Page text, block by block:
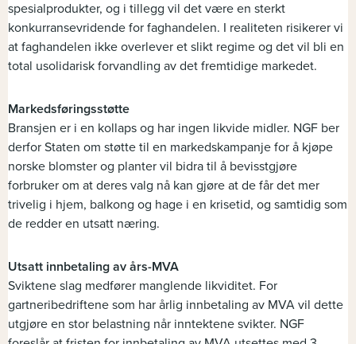
spesialprodukter, og i tillegg vil det være en sterkt
konkurransevridende for faghandelen. I realiteten risikerer vi
at faghandelen ikke overlever et slikt regime og det vil bli en
total usolidarisk forvandling av det fremtidige markedet.
Markedsføringsstøtte
Bransjen er i en kollaps og har ingen likvide midler. NGF ber
derfor Staten om støtte til en markedskampanje for å kjøpe
norske blomster og planter vil bidra til å bevisstgjøre
forbruker om at deres valg nå kan gjøre at de får det mer
trivelig i hjem, balkong og hage i en krisetid, og samtidig som
de redder en utsatt næring.
Utsatt innbetaling av års-MVA
Sviktene slag medfører manglende likviditet. For
gartneribedriftene som har årlig innbetaling av MVA vil dette
utgjøre en stor belastning når inntektene svikter. NGF